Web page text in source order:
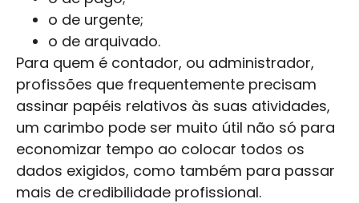
o de urgente;
o de arquivado.
Para quem é contador, ou administrador,
profissões que frequentemente precisam
assinar papéis relativos às suas atividades,
um carimbo pode ser muito útil não só para
economizar tempo ao colocar todos os
dados exigidos, como também para passar
mais de credibilidade profissional.